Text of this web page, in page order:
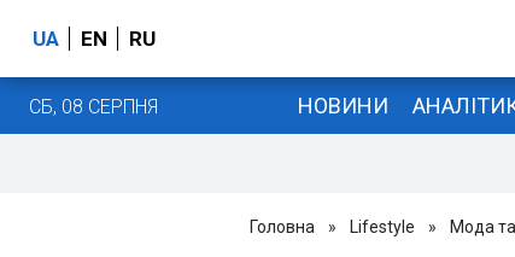
UA EN RU
СБ, 08 СЕРПНЯ НОВИНИ
Головна » Lifestyle » Мода